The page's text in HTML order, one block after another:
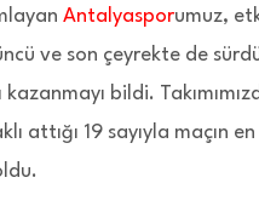
Antalyasporumuz,
ve son çeyrekte de
kazanmayı bildi.
attığı 19 sayıyla maçın en